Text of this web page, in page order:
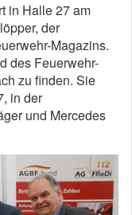
in Halle 27 am
der
Magazins.
des Feuerwehr-
zu finden. Sie
in der
und Mercedes